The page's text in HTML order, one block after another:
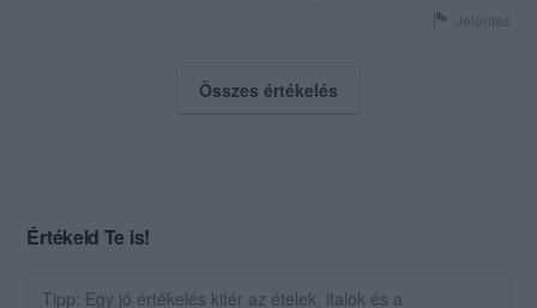
Jelentés
Összes értékelés
Értékeld Te is!